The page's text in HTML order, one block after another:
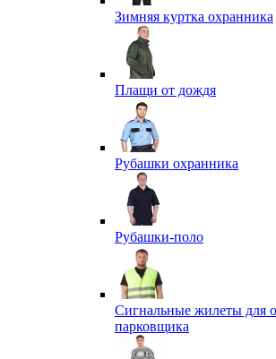
Зимняя куртка охранника
Плащи от дождя
Рубашки охранника
Рубашки-поло
Сигнальные жилеты для
парковщика